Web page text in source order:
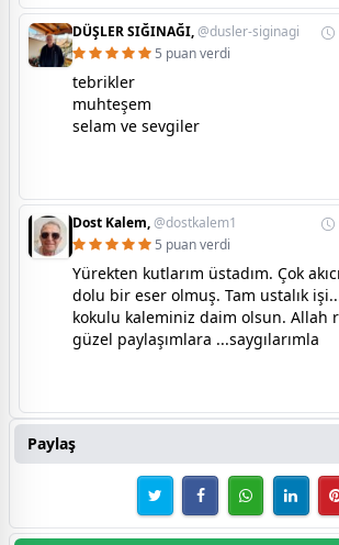
DÜŞLER SIĞINAĞI,@dusler-siginagi
5 puan verdi
tebrikler
muhteşem
selam ve sevgiler
Dost Kalem,@dostkalem1
5 puan verdi
Yürekten kutlarım üstadım. Çok
dolu bir eser olmuş. Tam ustalık
kokulu kaleminiz daim olsun. Allah
güzel paylaşımlara ...saygılarımla
Paylaş